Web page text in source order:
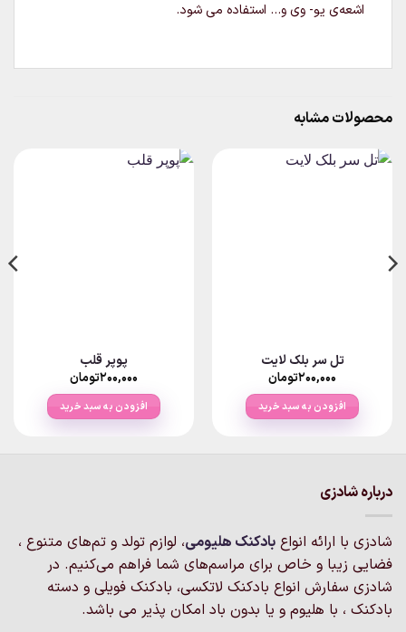
اشعه‌ی یو- ویو… استفاده می شود.
محصولات مشابه
تل سر بلک لایت
۲۰۰,۰۰۰تومان
افزودن به سبد خرید
پوپر قلب
۲۰۰,۰۰۰تومان
افزودن به سبد خرید
درباره شادزی
شادزی با ارائه انواع بادکنک‌ هلیومی، لوازم تولد و تم‌های متنوع ،
فضایی زیبا و خاص برای مراسم‌های شما فراهم می‌کنیم. در
شادزی سفارش انواع بادکنک لاتکسی، بادکنک فویلی و دسته
بادکنک ، با هلیوم و یا بدون باد امکان پذیر می باشد.